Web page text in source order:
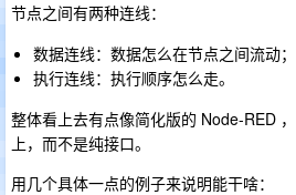
节点之间有两种连线：
数据连线：数据怎么在节点之间流动；
执行连线：执行顺序怎么走。
整体看上去有点像简化版的 Node-RED
上，而不是纯接口。
用几个具体一点的例子来说明能干啥：